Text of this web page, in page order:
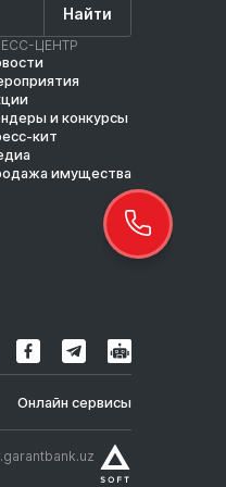
Найти
ЦЕНТР
и конкурсы
кит
имущества
Онлайн сервисы